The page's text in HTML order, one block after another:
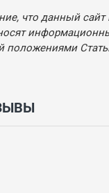
что данный
положениями